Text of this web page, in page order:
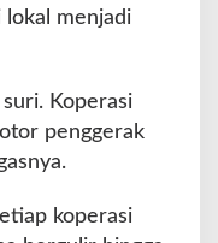
lokal menjadi
Koperasi
penggerak
koperasi